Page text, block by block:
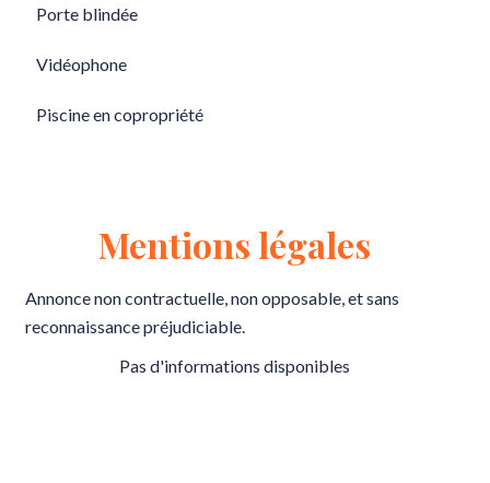
Porte blindée
Vidéophone
Piscine en copropriété
Mentions légales
Annonce non contractuelle, non opposable, et sans
reconnaissance préjudiciable.
Pas d'informations disponibles